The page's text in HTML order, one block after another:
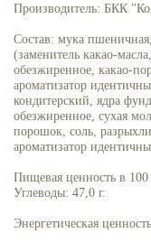
Производитель: БКК
Состав: мука
(заменитель какао-
обезжиренное, какао-
ароматизатор
кондитерский, ядра
обезжиренное, сухая
порошок, соль,
ароматизатор
Пищевая ценность в
Углеводы: 47,0 г.
Энергетическая